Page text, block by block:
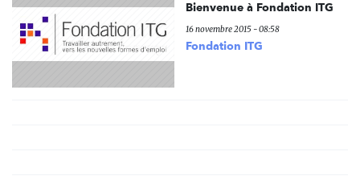
Bienvenue à Fondation ITG
16 novembre 2015 - 08:58
Fondation ITG